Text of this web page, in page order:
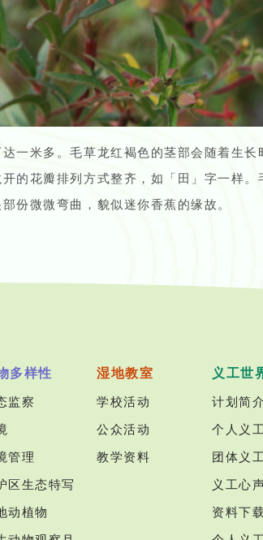
一米多。毛草龙红褐色的茎部会随着生长
的花瓣排列方式整齐，如「田」字一样。
份微微弯曲，貌似迷你香蕉的缘故。
多样性
监察
管理
区生态特写
动植物
湿地教室
学校活动
公众活动
教学资料
义工世
计划简介
个人义工
团体义工
义工心
资料下载